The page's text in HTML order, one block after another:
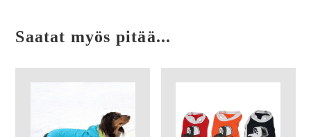
Saatat myös pitää...